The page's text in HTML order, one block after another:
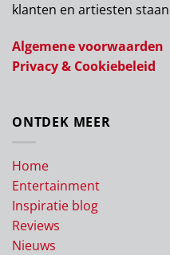
klanten en artiesten
Algemene voorwaarden
Privacy & Cookiebeleid
ONTDEK MEER
Home
Entertainment
Inspiratie blog
Reviews
Nieuws